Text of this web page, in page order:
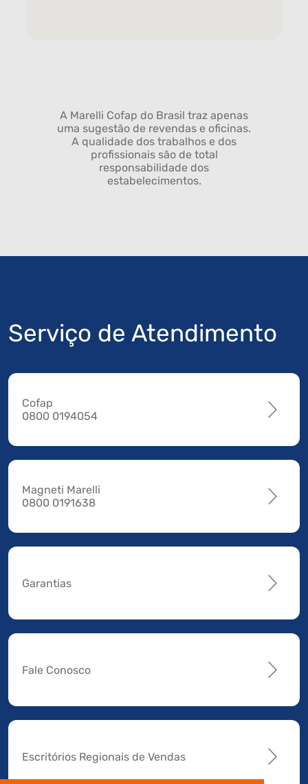
A Marelli Cofap do Brasil traz apenas
uma sugestão de revendas e oficinas.
A qualidade dos trabalhos e dos
profissionais são de total
responsabilidade dos
estabelecimentos.
Serviço de Atendimento
Cofap
0800 0194054
Magneti Marelli
0800 0191638
Garantias
Fale Conosco
Escritórios Regionais de Vendas